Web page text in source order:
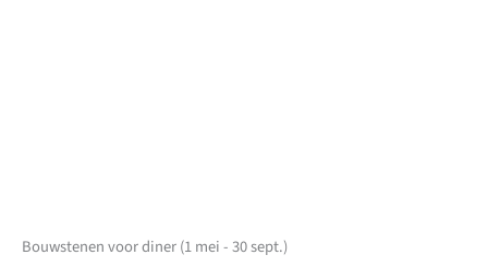
Bouwstenen voor diner (1 mei - 30 sept.)